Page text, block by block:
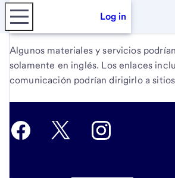
Log in
Algunos materiales y servicios
solamente en inglés. Los enlaces
comunicación podrían dirigirlo a